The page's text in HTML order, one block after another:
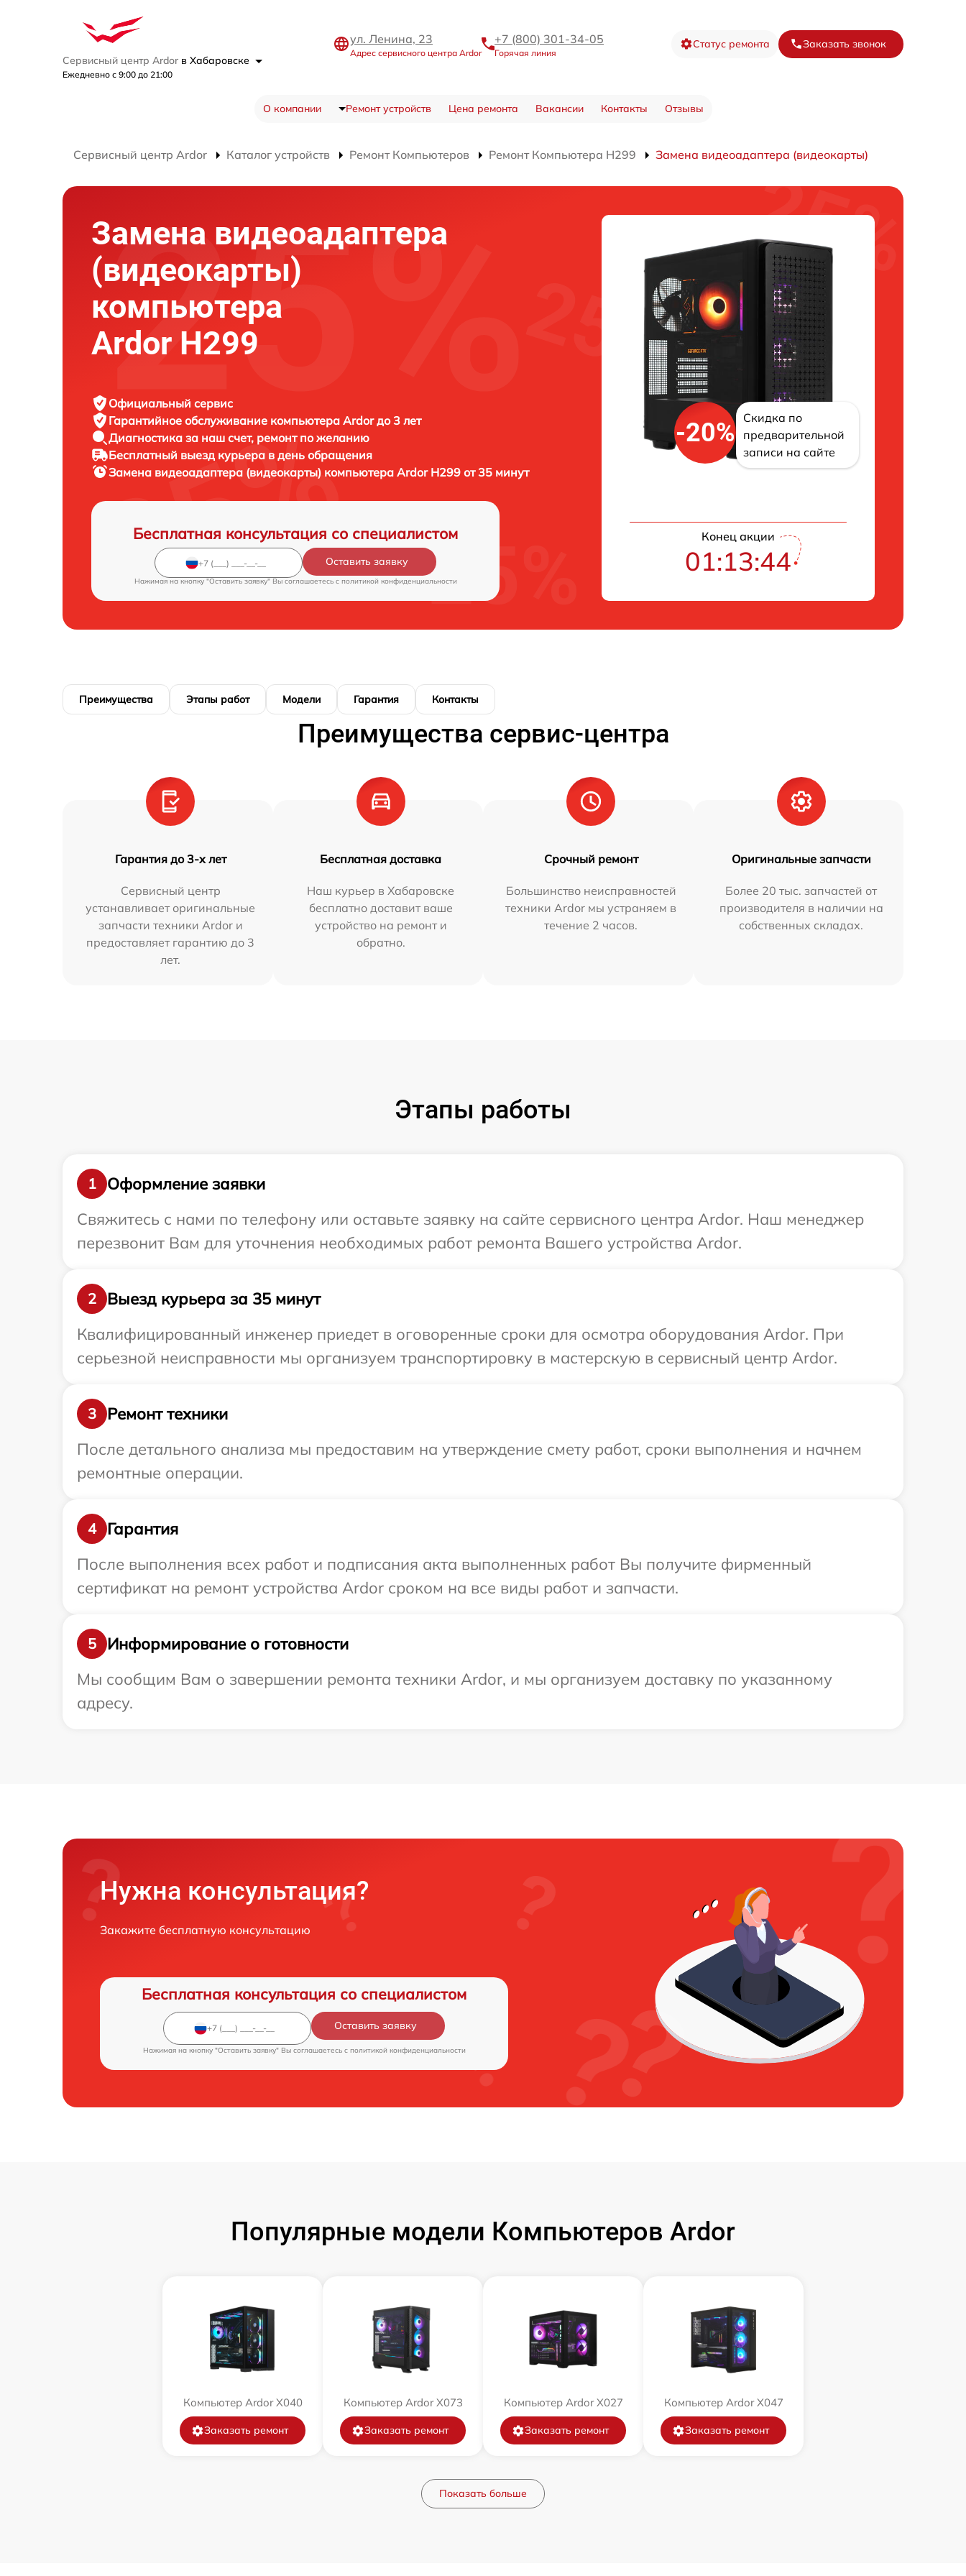
Сервисный центр Ardor в Хабаровске
Ежедневно с 9:00 до 21:00
ул. Ленина, 23
Адрес сервисного центра Ardor
+7 (800) 301-34-05
Горячая линия
Статус ремонта Заказать звонок
О компании Ремонт устройств Цена ремонта Вакансии Контакты Отзывы
Сервисный центр Ardor Каталог устройств Ремонт Компьютеров Ремонт Компьютера H299 Замена видеоадаптера (видеокарты)
Замена видеоадаптера
(видеокарты)
компьютера
Ardor H299
Официальный сервис
Гарантийное обслуживание компьютера Ardor до 3 лет
Диагностика за наш счет, ремонт по желанию
Бесплатный выезд курьера в день обращения
Замена видеоадаптера (видеокарты) компьютера Ardor H299 от 35 минут
Бесплатная консультация со специалистом
Оставить заявку
Нажимая на кнопку "Оставить заявку" Вы соглашаетесь c политикой конфиденциальности
-20%
Скидка по
предварительной
записи на сайте
Конец акции
01:13:43
Преимущества Этапы работ Модели Гарантия Контакты
Преимущества сервис-центра
Гарантия до 3-х лет
Сервисный центр
устанавливает оригинальные
запчасти техники Ardor и
предоставляет гарантию до 3
лет.
Бесплатная доставка
Наш курьер в Хабаровске
бесплатно доставит ваше
устройство на ремонт и
обратно.
Срочный ремонт
Большинство неисправностей
техники Ardor мы устраняем в
течение 2 часов.
Оригинальные запчасти
Более 20 тыс. запчастей от
производителя в наличии на
собственных складах.
Этапы работы
1
Оформление заявки
Свяжитесь с нами по телефону или оставьте заявку на сайте сервисного центра Ardor. Наш менеджер
перезвонит Вам для уточнения необходимых работ ремонта Вашего устройства Ardor.
2
Выезд курьера за 35 минут
Квалифицированный инженер приедет в оговоренные сроки для осмотра оборудования Ardor. При
серьезной неисправности мы организуем транспортировку в мастерскую в сервисный центр Ardor.
3
Ремонт техники
После детального анализа мы предоставим на утверждение смету работ, сроки выполнения и начнем
ремонтные операции.
4
Гарантия
После выполнения всех работ и подписания акта выполненных работ Вы получите фирменный
сертификат на ремонт устройства Ardor сроком на все виды работ и запчасти.
5
Информирование о готовности
Мы сообщим Вам о завершении ремонта техники Ardor, и мы организуем доставку по указанному
адресу.
Нужна консультация?
Закажите бесплатную консультацию
Бесплатная консультация со специалистом
Оставить заявку
Нажимая на кнопку "Оставить заявку" Вы соглашаетесь c политикой конфиденциальности
Популярные модели Компьютеров Ardor
Компьютер Ardor X040
Заказать ремонт
Компьютер Ardor X073
Заказать ремонт
Компьютер Ardor X027
Заказать ремонт
Компьютер Ardor X047
Заказать ремонт
Показать больше